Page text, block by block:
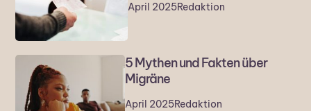
April 2025Redaktion
5 Mythen und Fakten über
Migräne
April 2025Redaktion